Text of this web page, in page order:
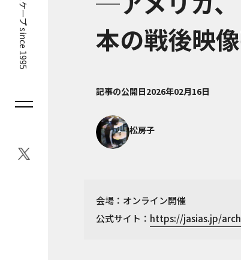
本の戦後映
記事の公開日2026年02月16日
松房子
会場：オンライン開催
公式サイト： https://jasias.jp/